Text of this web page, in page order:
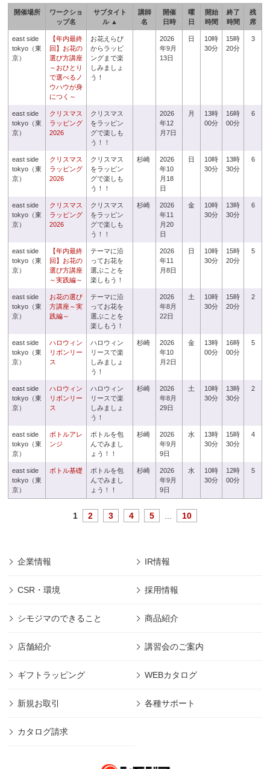
開催場所
ワークショ
ップ名
サブタイト
ル ▲
講師
名
開催
日時
曜
日
開始
時間
終了
時間
残
席
east side
tokyo（東
京）
【年内最終
回】お花の
選び方講座
～おひとり
で選べるノ
ウハウが身
につく～
お花えらび
からラッピ
ングまで楽
しみましょ
う！
2026
年9月
13日
日
10時
30分
15時
20分
3
east side
tokyo（東
京）
クリスマス
ラッピング
2026
クリスマス
をラッピン
グで楽しも
う！！
2026
年12
月7日
月
13時
00分
16時
00分
6
east side
tokyo（東
京）
クリスマス
ラッピング
2026
クリスマス
をラッピン
グで楽しも
う！！
杉崎
2026
年10
月18
日
日
10時
30分
13時
30分
6
east side
tokyo（東
京）
クリスマス
ラッピング
2026
クリスマス
をラッピン
グで楽しも
う！！
杉崎
2026
年11
月20
日
金
10時
30分
13時
30分
6
east side
tokyo（東
京）
【年内最終
回】お花の
選び方講座
～実践編～
テーマに沿
ってお花を
選ぶことを
楽しもう！
2026
年11
月8日
日
10時
30分
15時
20分
5
east side
tokyo（東
京）
お花の選び
方講座～実
践編～
テーマに沿
ってお花を
選ぶことを
楽しもう！
2026
年8月
22日
土
10時
30分
15時
20分
2
east side
tokyo（東
京）
ハロウィン
リボンリー
ス
ハロウィン
リースで楽
しみましょ
う！
杉崎
2026
年10
月2日
金
13時
00分
16時
00分
5
east side
tokyo（東
京）
ハロウィン
リボンリー
ス
ハロウィン
リースで楽
しみましょ
う！
杉崎
2026
年8月
29日
土
10時
30分
13時
30分
2
east side
tokyo（東
京）
ボトルアレ
ンジ
ボトルを包
んでみまし
ょう！！
杉崎
2026
年9月
9日
水
13時
30分
15時
30分
4
east side
tokyo（東
京）
ボトル基礎
ボトルを包
んでみまし
ょう！！
杉崎
2026
年9月
9日
水
10時
30分
12時
00分
5
1 2 3 4 5 10
企業情報 IR情報
CSR・環境 採用情報
シモジマのできること 商品紹介
店舗紹介 講習会のご案内
ギフトラッピング WEBカタログ
新規お取引 各種サポート
カタログ請求